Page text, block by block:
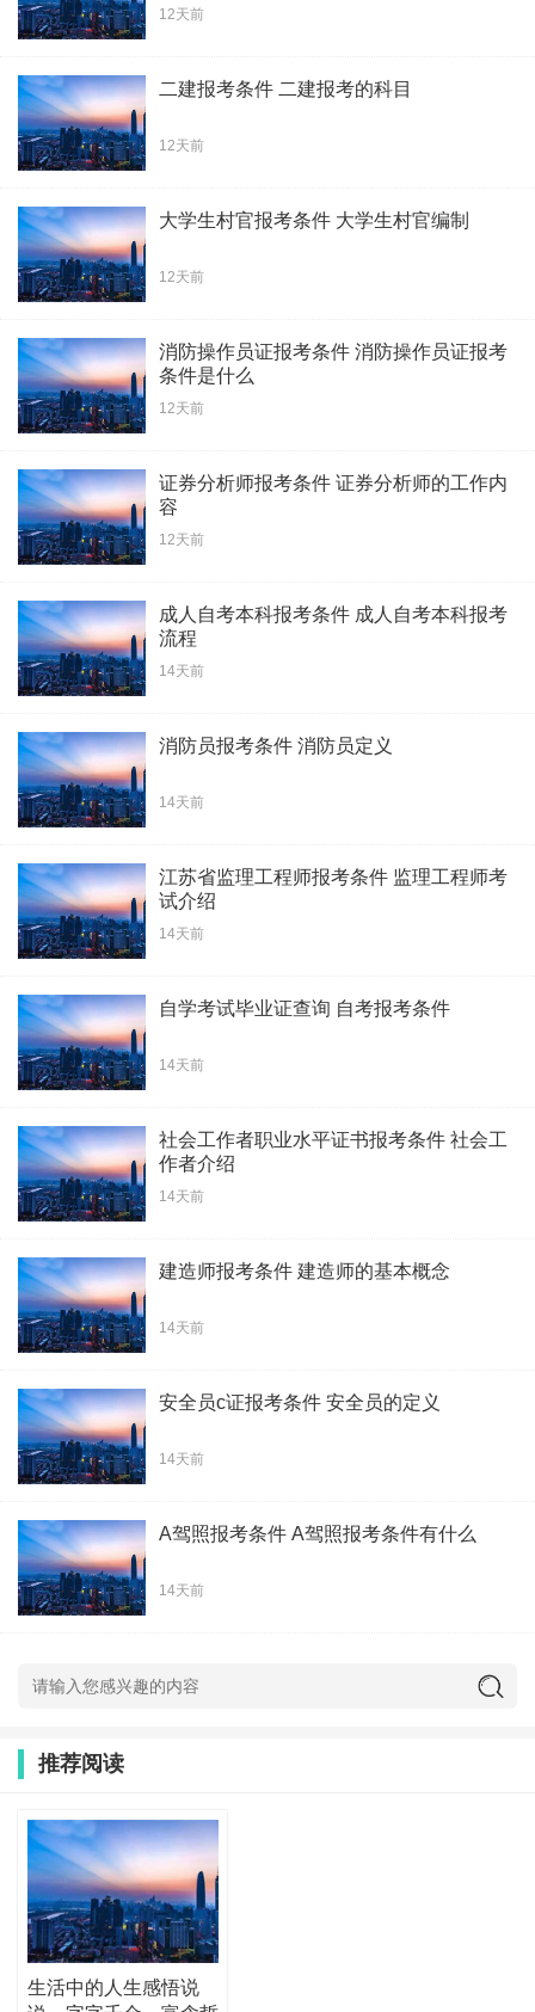
12天前
二建报考条件 二建报考的科目
12天前
大学生村官报考条件 大学生村官编制
12天前
消防操作员证报考条件 消防操作员证报考
条件是什么
12天前
证券分析师报考条件 证券分析师的工作内
容
12天前
成人自考本科报考条件 成人自考本科报考
流程
14天前
消防员报考条件 消防员定义
14天前
江苏省监理工程师报考条件 监理工程师考
试介绍
14天前
自学考试毕业证查询 自考报考条件
14天前
社会工作者职业水平证书报考条件 社会工
作者介绍
14天前
建造师报考条件 建造师的基本概念
14天前
安全员c证报考条件 安全员的定义
14天前
A驾照报考条件 A驾照报考条件有什么
14天前
推荐阅读
生活中的人生感悟说